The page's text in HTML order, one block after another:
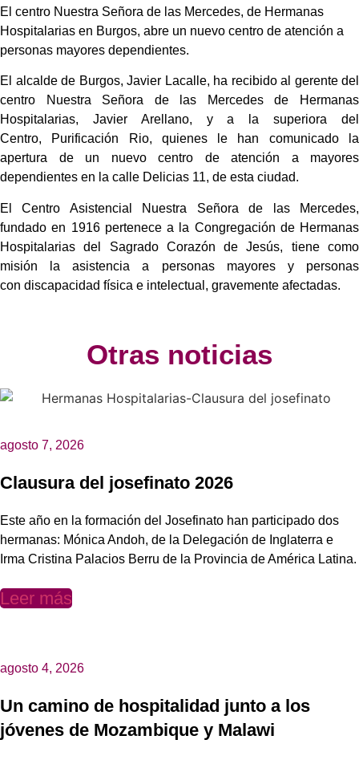
El centro Nuestra Señora de las Mercedes, de Hermanas
Hospitalarias en Burgos, abre un nuevo centro de atención a
personas mayores dependientes.
El alcalde de Burgos, Javier Lacalle, ha recibido al gerente del
centro Nuestra Señora de las Mercedes de Hermanas
Hospitalarias, Javier Arellano, y a la superiora del
Centro, Purificación Rio, quienes le han comunicado la
apertura de un nuevo centro de atención a mayores
dependientes en la calle Delicias 11, de esta ciudad.
El Centro Asistencial Nuestra Señora de las Mercedes,
fundado en 1916 pertenece a la Congregación de Hermanas
Hospitalarias del Sagrado Corazón de Jesús, tiene como
misión la asistencia a personas mayores y personas
con discapacidad física e intelectual, gravemente afectadas.
Otras noticias
agosto 7, 2026
Clausura del josefinato 2026
Este año en la formación del Josefinato han participado dos
hermanas: Mónica Andoh, de la Delegación de Inglaterra e
Irma Cristina Palacios Berru de la Provincia de América Latina.
Leer más
agosto 4, 2026
Un camino de hospitalidad junto a los
jóvenes de Mozambique y Malawi